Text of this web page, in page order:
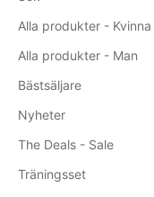
Alla produkter - Kvinna
Alla produkter - Man
Bästsäljare
Nyheter
The Deals - Sale
Träningsset